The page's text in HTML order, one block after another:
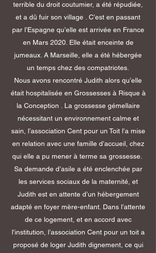
terrible du droit coutumier, a été répudiée,
et a dû fuir son village . C’est en passant
par l’Espagne qu’elle est arrivée en France
en Mars 2020. Elle était enceinte de
jumeaux. A Marseille, elle a été hébergée
un temps chez des compatriotes.
Nous avons rencontré Judith alors qu’elle
était hospitalisée en Grossesses à Risque à
la Conception . La grossesse gémellaire
nécessitant un environnement calme et
sain, l’association Cent pour un Toit l’a mise
en relation avec une famille d’accueil, chez
qui elle a pu mener à terme sa grossesse.
Sa demande d’asile a été enclenchée par
les services sociaux de la maternité, et
Judith est en attente d’un hébergement
adapté en foyer mère-enfant. Dans l’attente
de ce logement, et en accord avec
l’institution, l’association Cent pour un toit a
proposé de loger Judith dignement, ce qui